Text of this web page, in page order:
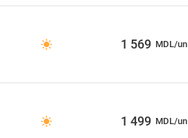
1 569 MDL/un
1 499 MDL/un